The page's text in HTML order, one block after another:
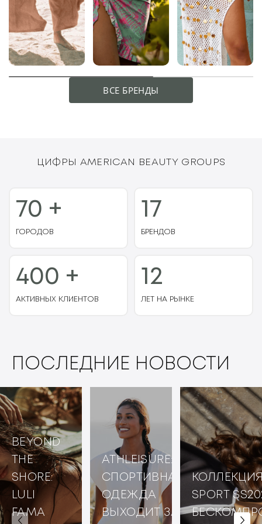
ВСЕ БРЕНДЫ
ЦИФРЫ AMERICAN BEAUTY GROUPS
70 +
ГОРОДОВ
17
БРЕНДОВ
400 +
АКТИВНЫХ КЛИЕНТОВ
12
ЛЕТ НА РЫНКЕ
ПОСЛЕДНИЕ НОВОСТИ
BEYOND
THE
SHORE:
LULI
FAMA
ATHLEISURE:
СПОРТИВНАЯ
ОДЕЖДА
ВЫХОДИТ ЗА
КОЛЛЕКЦИЯ
SPORT